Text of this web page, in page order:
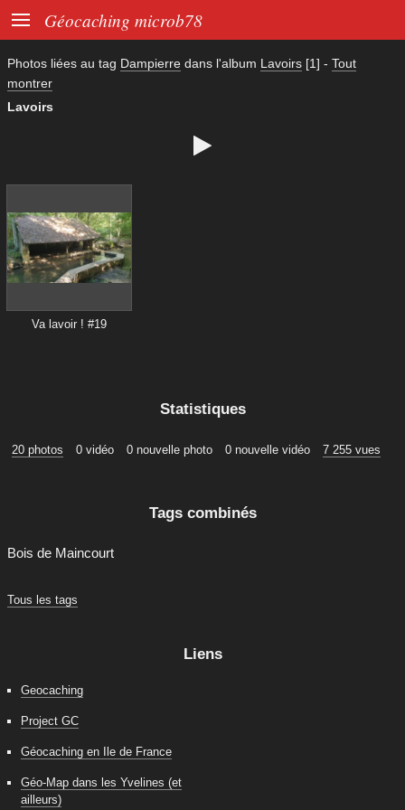
 Géocaching microb78
Photos liées au tag Dampierre dans l'album Lavoirs [1] - Tout
montrer
Lavoirs

Va lavoir ! #19
Statistiques
20 photos 0 vidéo 0 nouvelle photo 0 nouvelle vidéo 7 255 vues
Tags combinés
Bois de Maincourt
Tous les tags
Liens
Geocaching
Project GC
Géocaching en Ile de France
Géo-Map dans les Yvelines (et
ailleurs)